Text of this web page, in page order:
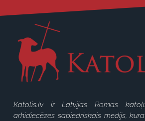
Katolis.lv ir Latvijas Romas
arhidiecēzes sabiedriskais medijs,